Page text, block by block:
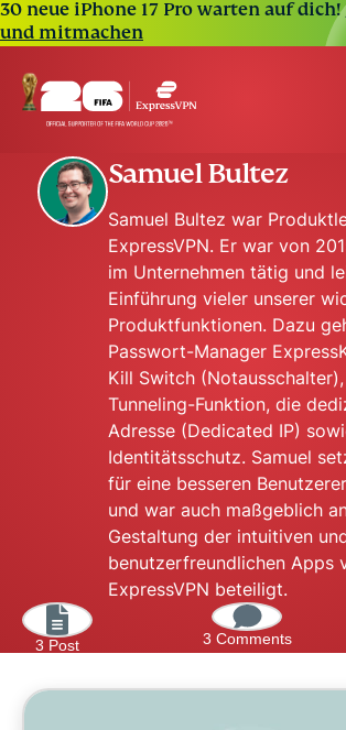
30 neue iPhone 17 Pro warten auf dich!
und mitmachen
Samuel Bultez
Samuel Bultez war
ExpressVPN. Er war von
im Unternehmen tätig und
Einführung vieler unserer
Produktfunktionen. Dazu
Passwort-Manager
Kill Switch
Tunneling-Funktion, die
Adresse (Dedicated IP)
Identitätsschutz. Samuel
für eine besseren
und war auch maßgeblich
Gestaltung der intuitiven
benutzerfreundlichen Apps
ExpressVPN beteiligt.
3 Post 3 Comments